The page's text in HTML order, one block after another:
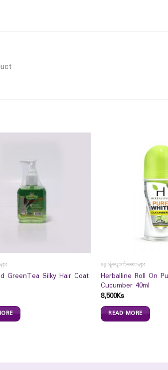
ား
GreenTea Silky Hair Coat
ချွေးနံ့ပျောက်ဆေးများ
Herballine Roll On
Cucumber 40ml
8,500Ks
READ MORE